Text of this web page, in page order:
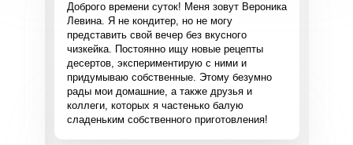
Доброго времени суток! Меня зовут Вероника
Левина. Я не кондитер, но не могу
представить свой вечер без вкусного
чизкейка. Постоянно ищу новые рецепты
десертов, экспериментирую с ними и
придумываю собственные. Этому безумно
рады мои домашние, а также друзья и
коллеги, которых я частенько балую
сладеньким собственного приготовления!